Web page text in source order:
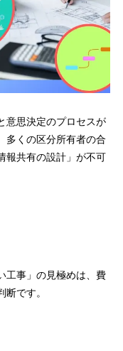
意思決定のプロセスが
多くの区分所有者の合
報共有の設計」が不可
工事」の見極めは、費
です。